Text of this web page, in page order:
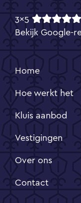
3x5
Bekijk Google-
Home
Hoe werkt het
Kluis aanbod
Vestigingen
Over ons
Contact